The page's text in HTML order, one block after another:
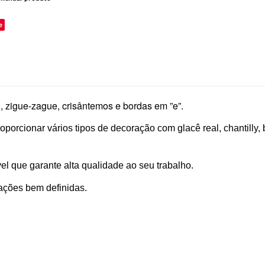
zague, crisântemos e bordas em ”e”.
vários tipos de decoração com glacê real,
que garante alta qualidade ao seu trabalho.
bem definidas.